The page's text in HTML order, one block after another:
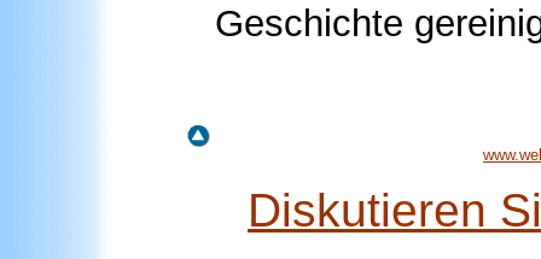
Geschichte
Diskutieren